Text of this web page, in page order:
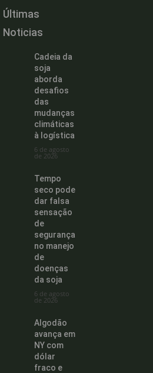
Últimas
Noticias
Cadeia da
soja
aborda
desafios
das
mudanças
climáticas
à logística
6 de agosto
de 2026
Tempo
seco pode
dar falsa
sensação
de
segurança
no manejo
de
doenças
da soja
6 de agosto
de 2026
Algodão
avança em
NY com
dólar
fraco e